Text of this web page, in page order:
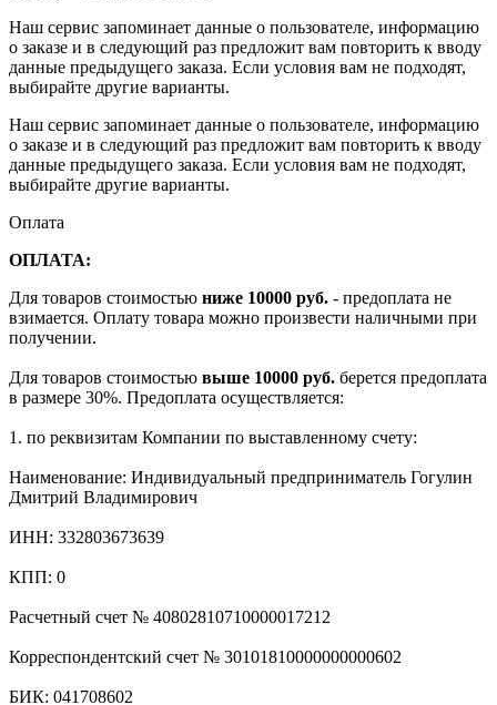
Наш сервис запоминает данные о пользователе, информацию
о заказе и в следующий раз предложит вам повторить к вводу
данные предыдущего заказа. Если условия вам не подходят,
выбирайте другие варианты.
Наш сервис запоминает данные о пользователе, информацию
о заказе и в следующий раз предложит вам повторить к вводу
данные предыдущего заказа. Если условия вам не подходят,
выбирайте другие варианты.
Оплата
ОПЛАТА:
Для товаров стоимостью ниже 10000 руб. - предоплата не
взимается. Оплату товара можно произвести наличными при
получении.
Для товаров стоимостью выше 10000 руб. берется предоплата
в размере 30%. Предоплата осуществляется:
1. по реквизитам Компании по выставленному счету:
Наименование: Индивидуальный предприниматель Гогулин
Дмитрий Владимирович
ИНН: 332803673639
КПП: 0
Расчетный счет № 40802810710000017212
Корреспондентский счет № 30101810000000000602
БИК: 041708602